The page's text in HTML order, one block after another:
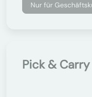
Nur für
Pick & Carry